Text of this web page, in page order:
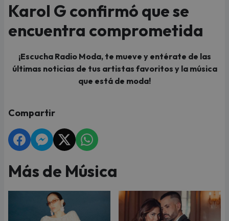
Karol G confirmó que se
encuentra comprometida
¡Escucha Radio Moda, te mueve y entérate de las
últimas noticias de tus artistas favoritos y la música
que está de moda!
Compartir
Más de Música